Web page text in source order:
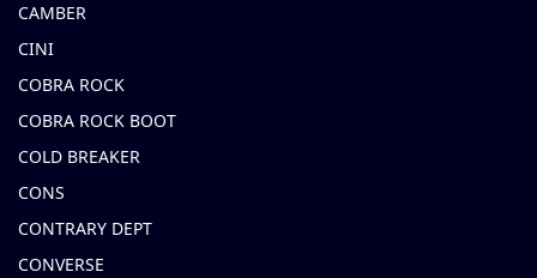
CAMBER
CINI
COBRA ROCK
COBRA ROCK BOOT
COLD BREAKER
CONS
CONTRARY DEPT
CONVERSE